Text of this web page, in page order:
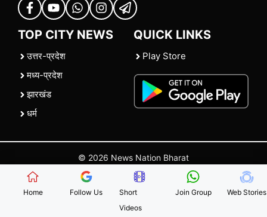
TOP CITY NEWS
उत्तर-प्रदेश
मध्य-प्रदेश
झारखंड
धर्म
QUICK LINKS
Play Store
© 2026 News Nation Bharat
| |Contact Us |Policies Terms and Conditions
Home Follow Us
Short
Videos
Join Group Web Stories